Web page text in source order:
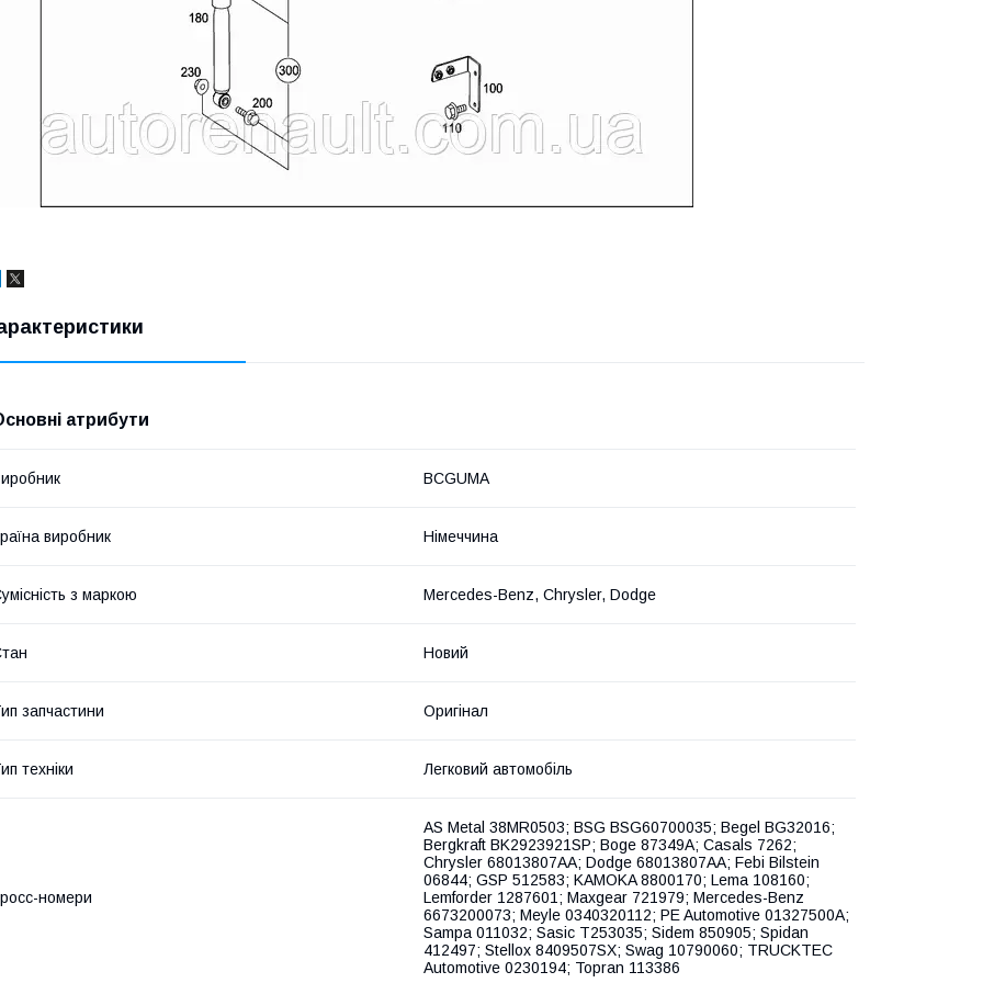
атрибути
BCGUMA
виробник Німеччина
з маркою Mercedes-Benz, Chrysler, Dodge
Новий
запчастини Оригінал
техніки Легковий автомобіль
номери
AS Metal 38MR0503; BSG BSG60700035; Begel BG32016;
Bergkraft BK2923921SP; Boge 87349A; Casals 7262;
Chrysler 68013807AA; Dodge 68013807AA; Febi Bilstein
06844; GSP 512583; KAMOKA 8800170; Lema 108160;
Lemforder 1287601; Maxgear 721979; Mercedes-Benz
6673200073; Meyle 0340320112; PE Automotive 01327500A;
Sampa 011032; Sasic T253035; Sidem 850905; Spidan
412497; Stellox 8409507SX; Swag 10790060; TRUCKTEC
Automotive 0230194; Topran 113386